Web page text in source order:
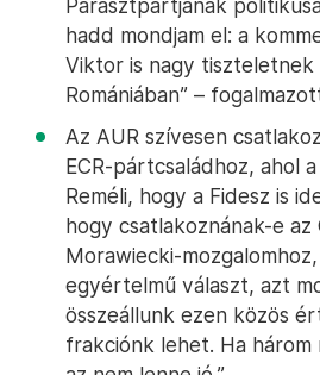
Parasztpártjának
hadd mondjam el: a
Viktor is nagy tiszteletnek
Romániában” –
Az AUR szívesen
ECR-pártcsaládhoz, ahol
Reméli, hogy a Fidesz is
hogy csatlakoznának-e az
Morawiecki-
egyértelmű választ, azt
összeállunk ezen közös
frakciónk lehet. Ha három